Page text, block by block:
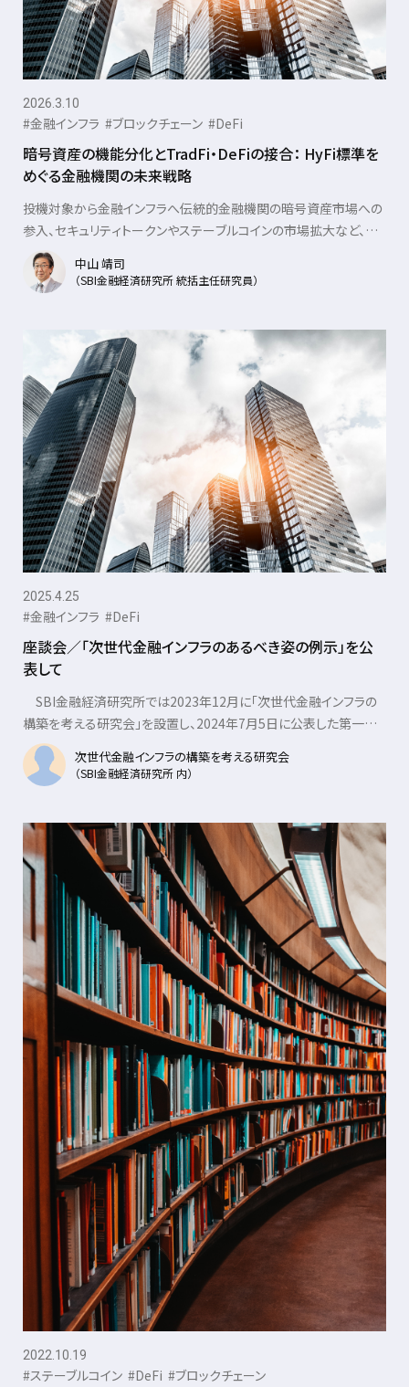
2026.3.10
#金融インフラ #ブロックチェーン #DeFi
暗号資産の機能分化とTradFi・DeFiの接合： HyFi標準を
めぐる金融機関の未来戦略
投機対象から金融インフラへ伝統的金融機関の暗号資産市場への
参入、セキュリティトークンやステーブルコインの市場拡大など、デ
ジタル資産市場は黎明期のステージから社会......
中山 靖司
（SBI金融経済研究所 統括主任研究員）
2025.4.25
#金融インフラ #DeFi
座談会／「次世代金融インフラのあるべき姿の例示」を公
表して
SBI金融経済研究所では2023年12月に「次世代金融インフラの
構築を考える研究会」を設置し、2024年7月5日に公表した第一次
提言の「次世代金融インフラの構......
次世代金融インフラの構築を考える研究会
（SBI金融経済研究所 内）
2022.10.19
#ステーブルコイン #DeFi #ブロックチェーン